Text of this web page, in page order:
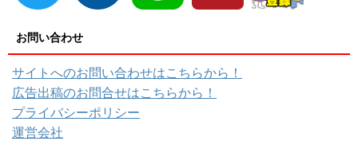
お問い合わせ
サイトへのお問い合わせはこちらから！
広告出稿のお問合せはこちらから！
プライバシーポリシー
運営会社